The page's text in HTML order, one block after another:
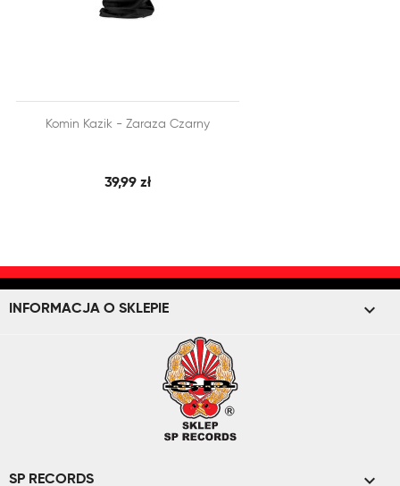
DODAJ DO KOSZYKA
SZYBKI PODGLĄD
Komin Kazik - Zaraza Czarny
39,99 zł
INFORMACJA O SKLEPIE keyboard_arrow_down
SP RECORDS 